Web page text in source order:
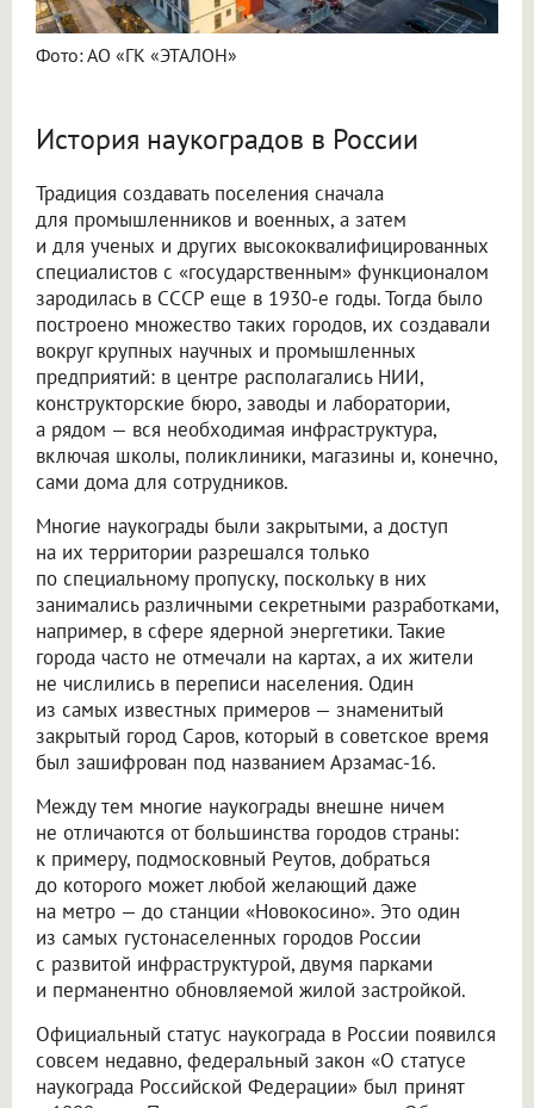
Фото: АО «ГК «ЭТАЛОН»
История наукоградов в России
Традиция создавать поселения сначала
для промышленников и военных, а затем
и для ученых и других высококвалифицированных
специалистов с «государственным» функционалом
зародилась в СССР еще в 1930-е годы. Тогда было
построено множество таких городов, их создавали
вокруг крупных научных и промышленных
предприятий: в центре располагались НИИ,
конструкторские бюро, заводы и лаборатории,
а рядом — вся необходимая инфраструктура,
включая школы, поликлиники, магазины и, конечно,
сами дома для сотрудников.
Многие наукограды были закрытыми, а доступ
на их территории разрешался только
по специальному пропуску, поскольку в них
занимались различными секретными разработками,
например, в сфере ядерной энергетики. Такие
города часто не отмечали на картах, а их жители
не числились в переписи населения. Один
из самых известных примеров — знаменитый
закрытый город Саров, который в советское время
был зашифрован под названием Арзамас-16.
Между тем многие наукограды внешне ничем
не отличаются от большинства городов страны:
к примеру, подмосковный Реутов, добраться
до которого может любой желающий даже
на метро — до станции «Новокосино». Это один
из самых густонаселенных городов России
с развитой инфраструктурой, двумя парками
и перманентно обновляемой жилой застройкой.
Официальный статус наукограда в России появился
совсем недавно, федеральный закон «О статусе
наукограда Российской Федерации» был принят